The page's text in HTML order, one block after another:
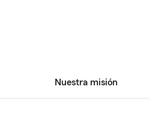
Nuestra misión